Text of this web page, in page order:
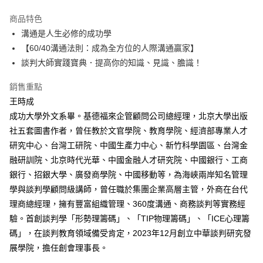
運送方式
付款後全家取貨
每筆NT$60，滿NT$499(含以上)免運費
每筆NT$60，滿NT$499(含以上)免運費
宅配
每筆NT$100，滿NT$499(含以上)免運費
商品特色
溝通是人生必修的成功學
【60/40溝通法則：成為全方位的人際溝通贏家】
談判大師實踐寶典．提高你的知識、見識、膽識！
銷售重點
王時成
成功大學外文系畢。基德福來企管顧問公司總經理，北京大學出版
社五套圖書作者，曾任教於文官學院、教育學院、經濟部專業人才
研究中心、台灣工研院、中國生產力中心、新竹科學園區、台灣金
融研訓院、北京時代光華、中國金融人才研究院、中國銀行、工商
銀行、招銀大學、廣發商學院、中國移動等，為海峽兩岸知名管理
學與談判學顧問級講師，曾任職於集團企業高層主管，外商在台代
理商總經理，擁有豐富組織管理、360度溝通、商務談判等實務經
驗。首創談判學「形勢理籌碼」、「TIP物理籌碼」、「ICE心理籌
碼」，在談判教育領域備受肯定，2023年12月創立中華談判研究發
展學院，擔任創會理事長。